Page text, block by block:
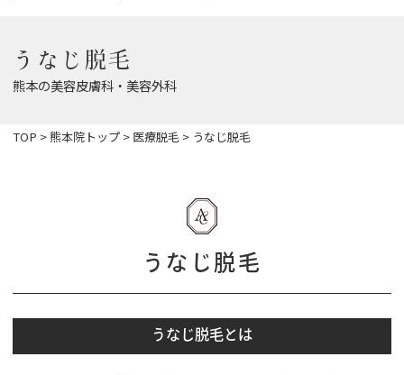
うなじ脱毛
熊本の美容皮膚科・美容外科
TOP >熊本院トップ > 医療脱毛 > うなじ脱毛
うなじ脱毛
うなじ脱毛とは